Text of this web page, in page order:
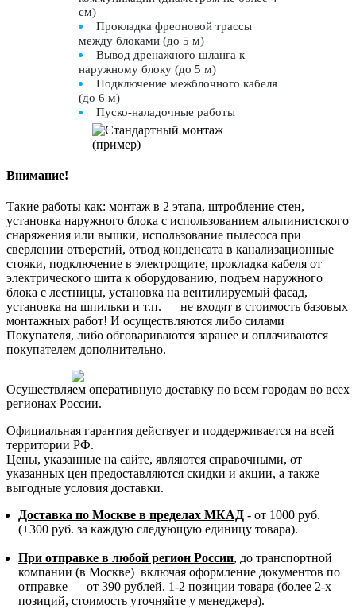
см)
Прокладка фреоновой трассы
между блоками (до 5 м)
Вывод дренажного шланга к
наружному блоку (до 5 м)
Подключение межблочного кабеля
(до 6 м)
Пуско-наладочные работы
Внимание!
Такие работы как: монтаж в 2 этапа, штробление стен,
установка наружного блока с использованием альпинистского
снаряжения или вышки, использование пылесоса при
сверлении отверстий, отвод конденсата в канализационные
стояки, подключение в электрощите, прокладка кабеля от
электрического щита к оборудованию, подъем наружного
блока с лестницы, установка на вентилируемый фасад,
установка на шпильки и т.п. — не входят в стоимость базовых
монтажных работ! И осуществляются либо силами
Покупателя, либо обговариваются заранее и оплачиваются
покупателем дополнительно.
Осуществляем оперативную доставку по всем городам во всех
регионах России.
Официальная гарантия действует и поддерживается на всей
территории РФ.
Цены, указанные на сайте, являются справочными, от
указанных цен предоставляются скидки и акции, а также
выгодные условия доставки.
Доставка по Москве в пределах МКАД - от 1000 руб.
(+300 руб. за каждую следующую единицу товара).
При отправке в любой регион России, до транспортной
компании (в Москве) включая оформление документов по
отправке — от 390 рублей. 1-2 позиции товара (более 2-х
позиций, стоимость уточняйте у менеджера).